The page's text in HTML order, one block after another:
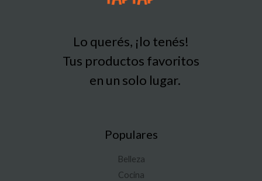
Lo querés, ¡lo tenés!
Tus productos favoritos
en un solo lugar.
Populares
Belleza
Cocina